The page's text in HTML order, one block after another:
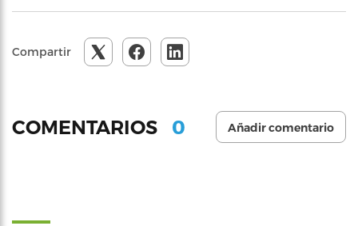
Compartir
COMENTARIOS 0 Añadir comentario